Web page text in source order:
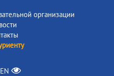
организации
EN